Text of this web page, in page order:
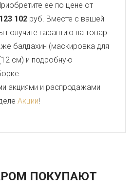
ее по цене от
123 102 руб. Вместе с вашей
получите гарантию на товар
балдахин (маскировка для
см) и подробную
акциями и распродажами
Акции!
ПОКУПАЮТ